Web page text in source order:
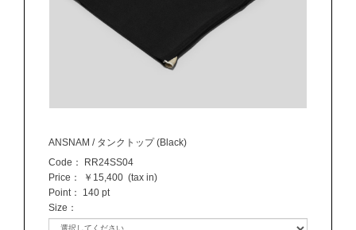
ANSNAM / タンクトップ (Black)
Code：
RR24SS04
Price：
￥15,400 (tax in)
Point： 140 pt
Size ：